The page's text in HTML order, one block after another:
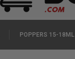
POPPERS 15-18ML